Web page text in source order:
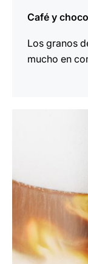
Café y
Los granos
mucho en